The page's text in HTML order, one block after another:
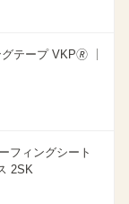
テープ VKP🄬 ｜
フィングシート
2SK